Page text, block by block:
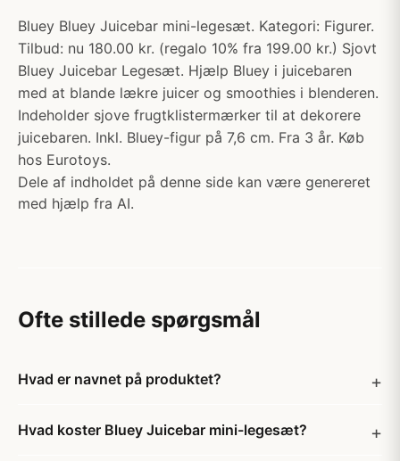
Bluey Bluey Juicebar mini-legesæt. Kategori: Figurer.
Tilbud: nu 180.00 kr. (regalo 10% fra 199.00 kr.) Sjovt
Bluey Juicebar Legesæt. Hjælp Bluey i juicebaren
med at blande lækre juicer og smoothies i blenderen.
Indeholder sjove frugtklistermærker til at dekorere
juicebaren. Inkl. Bluey-figur på 7,6 cm. Fra 3 år. Køb
hos Eurotoys.
Dele af indholdet på denne side kan være genereret
med hjælp fra AI.
Ofte stillede spørgsmål
Hvad er navnet på produktet?
Hvad koster Bluey Juicebar mini-legesæt?